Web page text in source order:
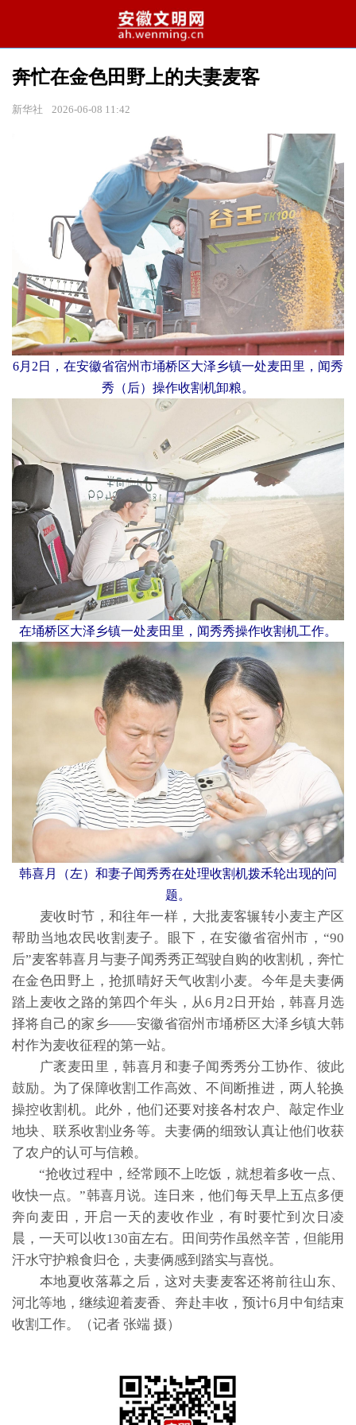
奔忙在金色田野上的夫妻麦客
新华社 2026-06-08 11:42
6月2日，在安徽省宿州市埇桥区大泽乡镇一处麦田里，闻秀
秀（后）操作收割机卸粮。
在埇桥区大泽乡镇一处麦田里，闻秀秀操作收割机工作。
韩喜月（左）和妻子闻秀秀在处理收割机拨禾轮出现的问
题。
麦收时节，和往年一样，大批麦客辗转小麦主产区
帮助当地农民收割麦子。眼下，在安徽省宿州市，“90
后”麦客韩喜月与妻子闻秀秀正驾驶自购的收割机，奔忙
在金色田野上，抢抓晴好天气收割小麦。今年是夫妻俩
踏上麦收之路的第四个年头，从6月2日开始，韩喜月选
择将自己的家乡——安徽省宿州市埇桥区大泽乡镇大韩
村作为麦收征程的第一站。
广袤麦田里，韩喜月和妻子闻秀秀分工协作、彼此
鼓励。为了保障收割工作高效、不间断推进，两人轮换
操控收割机。此外，他们还要对接各村农户、敲定作业
地块、联系收割业务等。夫妻俩的细致认真让他们收获
了农户的认可与信赖。
“抢收过程中，经常顾不上吃饭，就想着多收一点、
收快一点。”韩喜月说。连日来，他们每天早上五点多便
奔向麦田，开启一天的麦收作业，有时要忙到次日凌
晨，一天可以收130亩左右。田间劳作虽然辛苦，但能用
汗水守护粮食归仓，夫妻俩感到踏实与喜悦。
本地夏收落幕之后，这对夫妻麦客还将前往山东、
河北等地，继续迎着麦香、奔赴丰收，预计6月中旬结束
收割工作。（记者 张端 摄）